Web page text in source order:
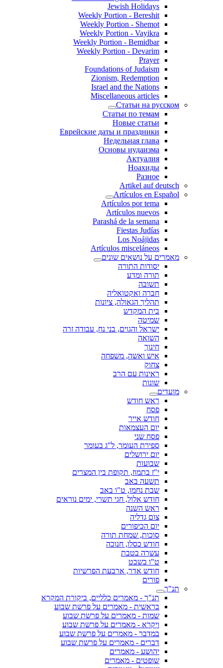
Jewish Holidays
Weekly Portion - Bereshit
Weekly Portion - Shemot
Weekly Portion - Vayikra
Weekly Portion - Bemidbar
Weekly Portion - Devarim
Prayer
Foundations of Judaism
Zionism, Redemption
Israel and the Nations
Miscellaneous articles
Статьи на русском
Статьи по темам
Новые статьи
Еврейские даты и праздники
Недельная глава
Основы иудаизма
Актуалия
Ноахиды
Разное
Artikel auf deutsch
Artículos en Español
Artículos por tema
Artículos nuevos
Parashá de la semana
Fiestas Judías
Los Noájidas
Artículos misceláneos
מאמרים על נושאים שונים
יסודות התורה
תורה ומדע
תשובה
חברה ואקטואליה
תהליך הגאולה, ציונות
בית המקדש
שמיטה
ישראל והגוים, בני נח, עבודה זרה
השואה
חינוך
איש ואשה, משפחה
צחוק
ראינות עם הרב
שונות
מועדים
ראש חודש
פסח
חודש אייר
יום העצמאות
פסח שני
ספירת העומר, ל"ג בעומר
יום ירושלים
שבועות
י"ז בתמוז, תקופת בין המצרים
תשעה באב
שבת נחמו, ט"ו באב
חודש אלול, חגי תשרי, ימים נוראים
ראש השנה
צום גדליה
יום הכיפורים
סוכות, שמחת תורה
חודש כסלו, חנוכה
עשרה בטבת
ט"ו בשבט
חודש אדר, ארבעת הפרשיות
פורים
תנ"ך
תנ"ך - מאמרים כלליים, ביקורת המקרא
בראשית - מאמרים על פרשת שבוע
שמות - מאמרים על פרשת שבוע
ויקרא - מאמרים על פרשת שבוע
במדבר - מאמרים על פרשת שבוע
דברים - מאמרים על פרשת שבוע
יהושע - מאמרים
שופטים - מאמרים